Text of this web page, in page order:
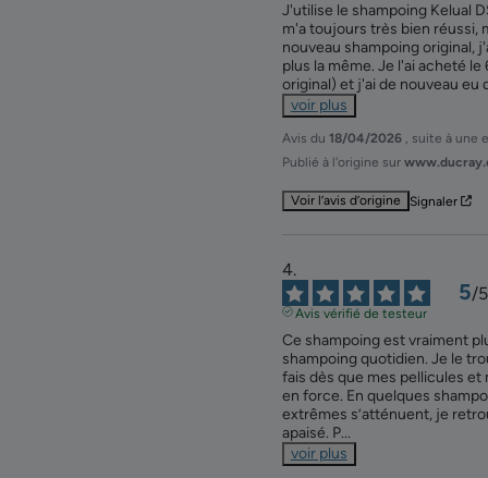
J'utilise le shampoing Kelual
m'a toujours très bien réussi,
nouveau shampoing original,
plus la même. Je l'ai acheté
original) et j'ai de nouveau
voir plus
Avis du 18/04/2026 , suite à une
Publié à l'origine sur
Voir l’avis d’origine Signaler
5/5
Avis vérifié de testeur
Ce shampoing est vraiment
shampoing quotidien. Je le
fais dès que mes pellicules
en force. En quelques
extrêmes s’atténuent, je
apaisé. P...
voir plus